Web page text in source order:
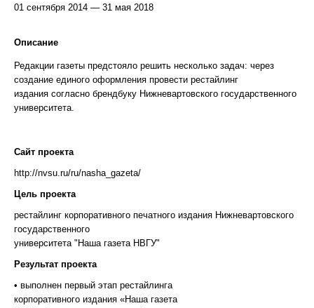
01 сентября 2014 — 31 мая 2018
Описание
Редакции газеты предстояло решить несколько задач: через
создание единого оформления провести рестайлинг
издания согласно брендбуку Нижневартовского государственного
университета.
Сайт проекта
http://nvsu.ru/ru/nasha_gazeta/
Цель проекта
рестайлинг корпоративного печатного издания Нижневартовского
государственного
университета "Наша газета НВГУ"
Результат проекта
• выполнен первый этап рестайлинга
корпоративного издания «Наша газета